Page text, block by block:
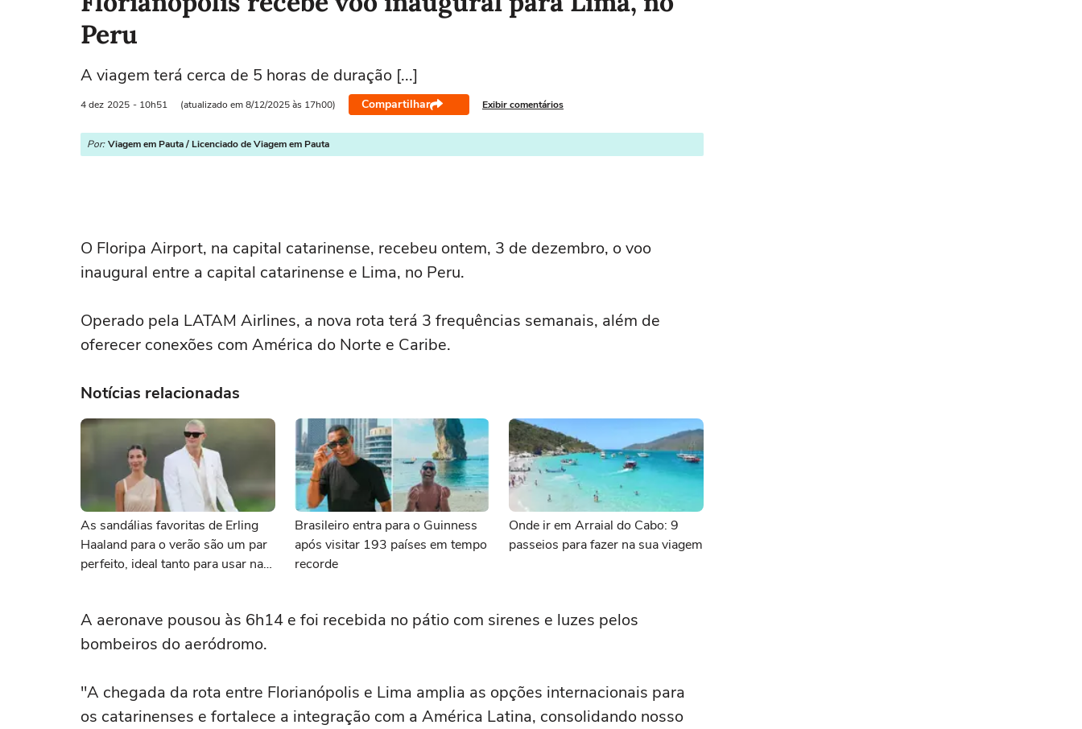
Peru
A viagem terá cerca de 5 horas de duração [...]
4 dez 2025 - 10h51 (atualizado em 8/12/2025 às 17h00) Compartilhar Exibir comentários
Por: Viagem em Pauta / Licenciado de Viagem em Pauta
O Floripa Airport, na capital catarinense, recebeu ontem, 3 de dezembro, o voo
inaugural entre a capital catarinense e Lima, no Peru.
Operado pela LATAM Airlines, a nova rota terá 3 frequências semanais, além de
oferecer conexões com América do Norte e Caribe.
Notícias relacionadas
As sandálias favoritas de Erling
Haaland para o verão são um par
perfeito, ideal tanto para usar na
Brasileiro entra para o Guinness
após visitar 193 países em tempo
recorde
Onde ir em Arraial do Cabo: 9
passeios para fazer na sua viagem
A aeronave pousou às 6h14 e foi recebida no pátio com sirenes e luzes pelos
bombeiros do aeródromo.
"A chegada da rota entre Florianópolis e Lima amplia as opções internacionais para
os catarinenses e fortalece a integração com a América Latina, consolidando nosso